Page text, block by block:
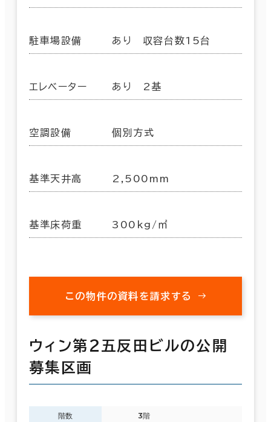
駐車場設備 あり 収容台数15台
エレベーター あり 2基
空調設備 個別方式
基準天井高 2,500mm
基準床荷重 300kg/㎡
この物件の資料を請求する
ウィン第２五反田ビルの公開
募集区画
階数 3階